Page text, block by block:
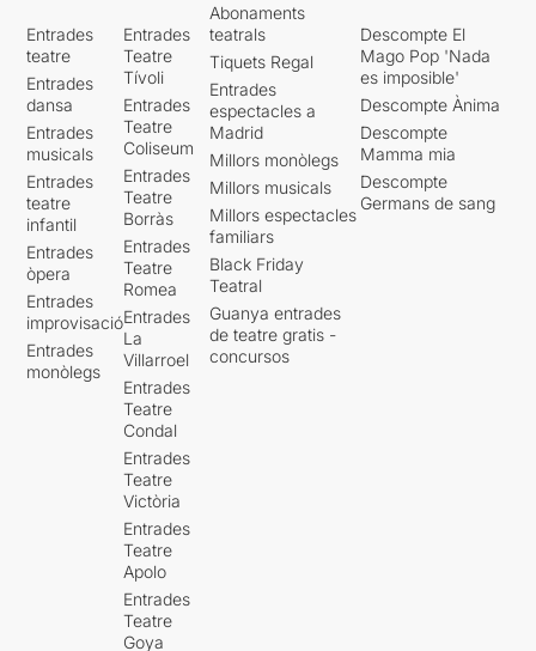
Entrades
teatre
Entrades
dansa
Entrades
musicals
Entrades
teatre
infantil
Entrades
òpera
Entrades
improvisació
Entrades
monòlegs
Entrades
Teatre
Tívoli
Entrades
Teatre
Coliseum
Entrades
Teatre
Borràs
Entrades
Teatre
Romea
Entrades
La
Villarroel
Entrades
Teatre
Condal
Entrades
Teatre
Victòria
Entrades
Teatre
Apolo
Entrades
Teatre
Goya
Abonaments
teatrals
Tiquets Regal
Entrades
espectacles a
Madrid
Millors monòlegs
Millors musicals
Millors espectacles
familiars
Black Friday
Teatral
Guanya entrades
de teatre gratis -
concursos
Descompte El
Mago Pop 'Nada
es imposible'
Descompte Ànima
Descompte
Mamma mia
Descompte
Germans de sang